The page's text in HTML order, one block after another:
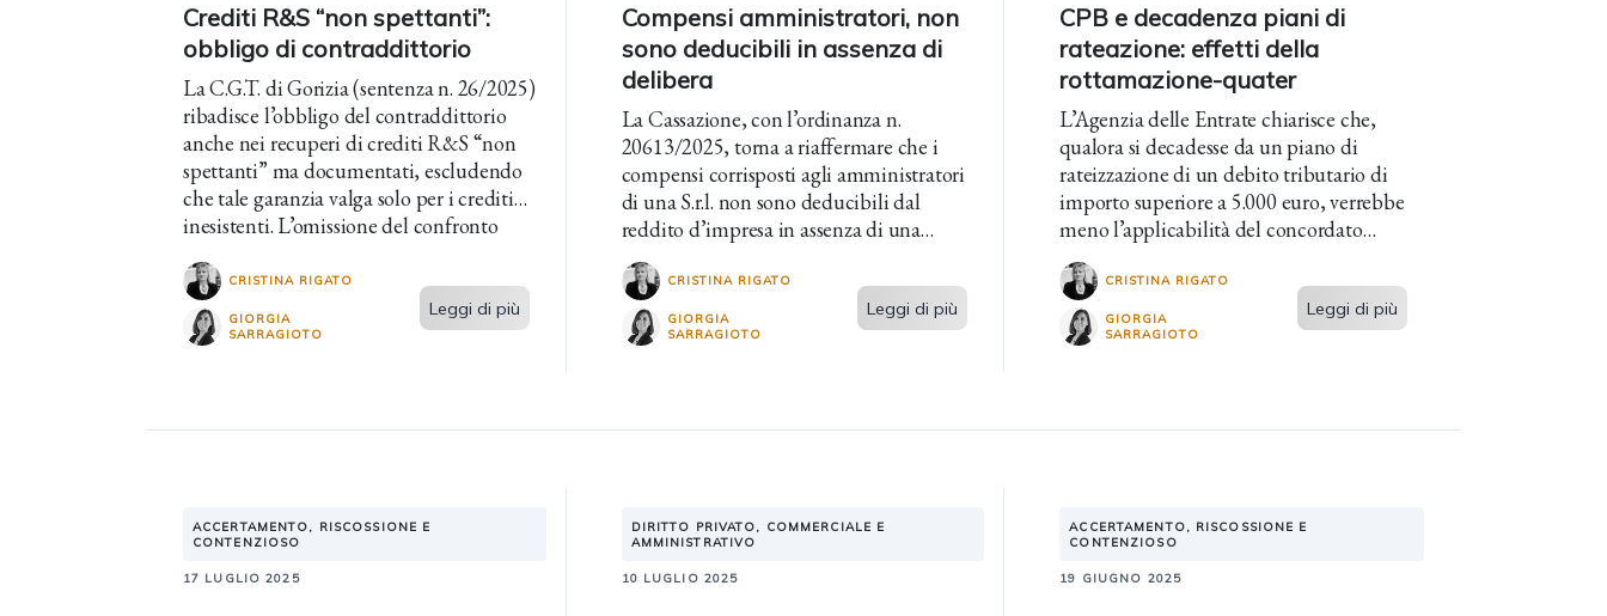
Crediti R&S “non spettanti”:
obbligo di contraddittorio
La C.G.T. di Gorizia (sentenza n. 26/2025)
ribadisce l’obbligo del contraddittorio
anche nei recuperi di crediti R&S “non
spettanti” ma documentati, escludendo
che tale garanzia valga solo per i crediti
inesistenti. L’omissione del confronto
CRISTINA RIGATO
GIORGIA
SARRAGIOTO
Leggi di più
Compensi amministratori, non
sono deducibili in assenza di
delibera
La Cassazione, con l’ordinanza n.
20613/2025, torna a riaffermare che i
compensi corrisposti agli amministratori
di una S.r.l. non sono deducibili dal
reddito d’impresa in assenza di una
formale delibera assembleare che li abbia
previamente determinati.
CRISTINA RIGATO
GIORGIA
SARRAGIOTO
Leggi di più
CPB e decadenza piani di
rateazione: effetti della
rottamazione-quater
L’Agenzia delle Entrate chiarisce che,
qualora si decadesse da un piano di
rateizzazione di un debito tributario di
importo superiore a 5.000 euro, verrebbe
meno l’applicabilità del concordato
preventivo biennale, a prescindere dalla
possibilità di beneficiare di ulteriori
rateazioni.
CRISTINA RIGATO
GIORGIA
SARRAGIOTO
Leggi di più
ACCERTAMENTO, RISCOSSIONE E
CONTENZIOSO
17 LUGLIO 2025
DIRITTO PRIVATO, COMMERCIALE E
AMMINISTRATIVO
10 LUGLIO 2025
ACCERTAMENTO, RISCOSSIONE E
CONTENZIOSO
19 GIUGNO 2025